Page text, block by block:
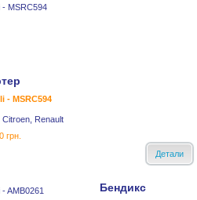
- MSRC594
Renault
грн.
Детали
Бендикс